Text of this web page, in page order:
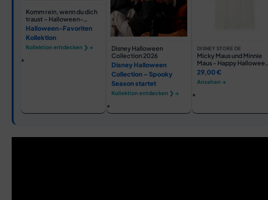
Komm rein, wenn du dich
traust – Halloween-
Favoriten
Halloween-Favoriten
Kollektion
Kollektion entdecken ❯ →
Disney Halloween
Collection 2026
Disney Halloween
Collection – Spooky
Season startet
Kollektion entdecken ❯ →
DISNEY STORE DE
Micky Maus und Minnie
Maus - Happy Halloween
- T-Shirt für Damen
29,00 €
Ansehen →